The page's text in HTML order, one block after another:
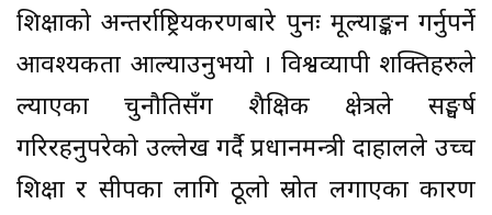
शिक्षाको अन्तर्राष्ट्रियकरणबारे पुनः मूल्याङ्कन गर्नुपर्ने
आवश्यकता औँल्याउनुभयो । विश्वव्यापी शक्तिहरुले
ल्याएका चुनौतिसँग शैक्षिक क्षेत्रले सङ्घर्ष
गरिरहनुपरेको उल्लेख गर्दै प्रधानमन्त्री दाहालले उच्च
शिक्षा र सीपका लागि ठूलो स्रोत लगाएका कारण